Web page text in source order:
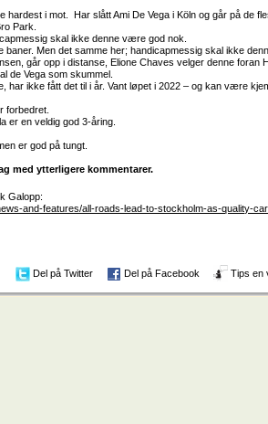
hardest i mot. Har slått Ami De Vega i Köln og går på de
Park.
skal ikke denne være god nok.
baner. Men det samme her; handicapmessig skal ikke
går opp i distanse, Elione Chaves velger denne foran
de Vega som skummel.
har ikke fått det til i år. Vant løpet i 2022 – og kan være
forbedret.
er en veldig god 3-åring.
er god på tungt.
med ytterligere kommentarer.
Galopp:
and-features/all-roads-lead-to-stockholm-as-quality-
Del på Twitter Del på Facebook Tips en